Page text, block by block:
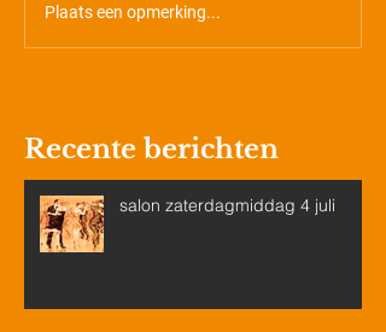
Plaats een opmerking...
Recente berichten
salon zaterdagmiddag 4 juli